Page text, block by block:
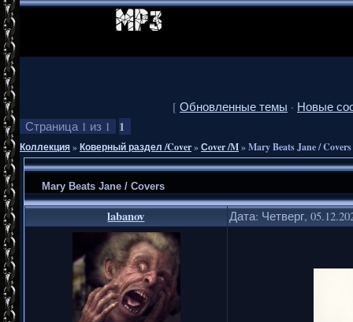
[ Обновленные темы · Новые
Страница 1 из 1 1
Коллекция»Коверный раздел /Cover»Сover /M»Mary Beats Jane / Covers
Mary Beats Jane / Covers
labanov Дата: Четверг,